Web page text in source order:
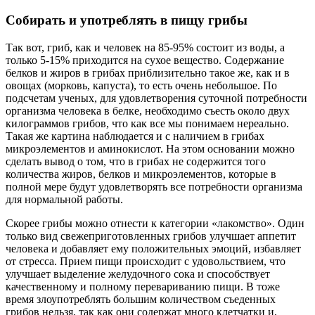
Cобирать и употреблять в пищу грибы
Так вот, гриб, как и человек на 85-95% состоит из воды, а
только 5-15% приходится на сухое вещество. Содержание
белков и жиров в грибах приблизительно такое же, как и в
овощах (морковь, капуста), то есть очень небольшое. По
подсчетам ученых, для удовлетворения суточной потребности
организма человека в белке, необходимо съесть около двух
килограммов грибов, что как все мы понимаем нереально.
Такая же картина наблюдается и с наличием в грибах
микроэлементов и аминокислот. На этом основании можно
сделать вывод о том, что в грибах не содержится того
количества жиров, белков и микроэлементов, которые в
полной мере будут удовлетворять все потребности организма
для нормальной работы.
Скорее грибы можно отнести к категории «лакомство». Один
только вид свежеприготовленных грибов улучшает аппетит
человека и добавляет ему положительных эмоций, избавляет
от стресса. Прием пищи происходит с удовольствием, что
улучшает выделение желудочного сока и способствует
качественному и полному перевариванию пищи. В тоже
время злоупотреблять большим количеством съеденных
грибов нельзя, так как они содержат много клетчатки и,